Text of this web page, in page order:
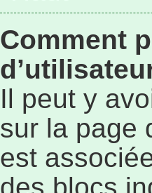
Comment
Il peut y
sur la page
est